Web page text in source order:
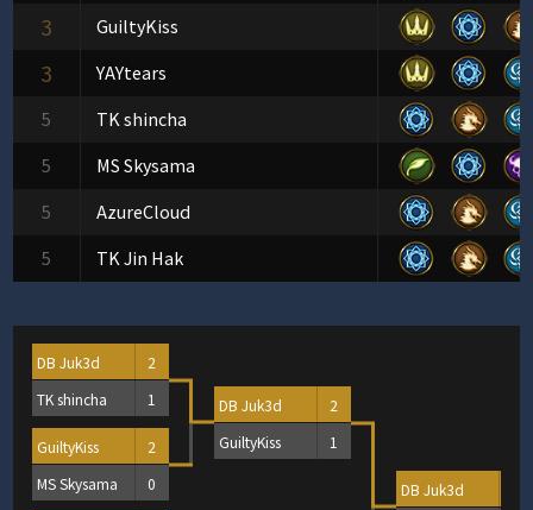
3 GuiltyKiss
3
YAYtears
5
TK shincha
5
MS Skysama
5
AzureCloud
5
TK Jin Hak
DB Juk3d
2
TK shincha
1
GuiltyKiss
2
MS Skysama
0
DB Juk3d
2
GuiltyKiss
1
DB Juk3d